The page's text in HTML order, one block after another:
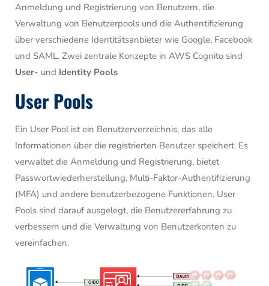
Anmeldung und Registrierung von Benutzern, die
Verwaltung von Benutzerpools und die Authentifizierung
über verschiedene Identitätsanbieter wie Google, Facebook
und SAML. Zwei zentrale Konzepte in AWS Cognito sind
User- und Identity Pools
User Pools
Ein User Pool ist ein Benutzerverzeichnis, das alle
Informationen über die registrierten Benutzer speichert. Es
verwaltet die Anmeldung und Registrierung, bietet
Passwortwiederherstellung, Multi-Faktor-Authentifizierung
(MFA) und andere benutzerbezogene Funktionen. User
Pools sind darauf ausgelegt, die Benutzererfahrung zu
verbessern und die Verwaltung von Benutzerkonten zu
vereinfachen.